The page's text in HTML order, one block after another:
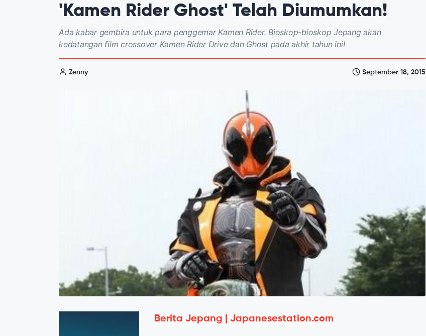
'Kamen Rider Ghost' Telah Diumumkan!
Ada kabar gembira untuk para penggemar Kamen Rider. Bioskop-bioskop Jepang akan
kedatangan film crossover Kamen Rider Drive dan Ghost pada akhir tahun ini!
Zenny September 18, 2015
Berita Jepang | Japanesestation.com